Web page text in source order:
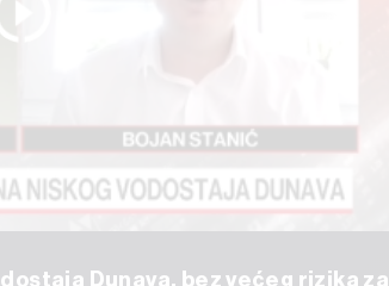
Dunava, bez većeg rizika za